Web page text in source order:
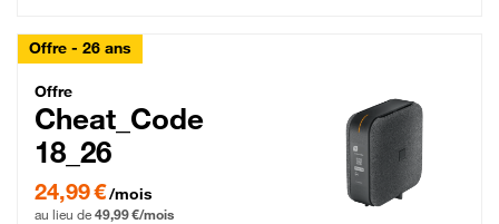
Offre - 26 ans
Cheat_Code Fibre_18_26
Offre
Cheat_Code
18_26
24,99 € par mois pendant 0 mois puis 49,99 € par mois, Sans engagement
24,99 €/mois
au lieu de 49,99 €/mois